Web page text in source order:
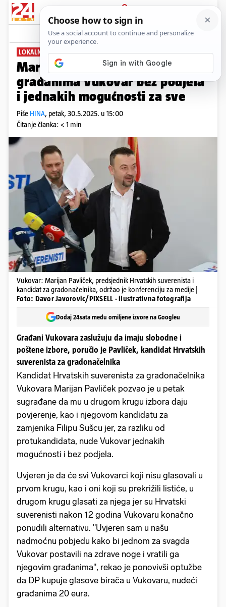
PRIJAVA
News Komentari
LOKALNI IZBORI
Marijan Pavliček tvrdi: Nudimo
građanima Vukovar bez podjela
i jednakih mogućnosti za sve
Piše HINA, petak, 30.5.2025. u 15:00
Čitanje članka: < 1 min
Vukovar: Marijan Pavliček, predsjednik Hrvatskih suverenista i
kandidat za gradonačelnika, održao je konferenciju za medije |
Foto: Davor Javorovic/PIXSELL - ilustrativna fotografija
Dodaj 24sata među omiljene izvore na Googleu
Građani Vukovara zaslužuju da imaju slobodne i
poštene izbore, poručio je Pavliček, kandidat Hrvatskih
suverenista za gradonačelnika
Kandidat Hrvatskih suverenista za gradonačelnika
Vukovara Marijan Pavliček pozvao je u petak
sugrađane da mu u drugom krugu izbora daju
povjerenje, kao i njegovom kandidatu za
zamjenika Filipu Sušcu jer, za razliku od
protukandidata, nude Vukovar jednakih
mogućnosti i bez podjela.
Uvjeren je da će svi Vukovarci koji nisu glasovali u
prvom krugu, kao i oni koji su prekrižili listiće, u
drugom krugu glasati za njega jer su Hrvatski
suverenisti nakon 12 godina Vukovaru konačno
ponudili alternativu. "Uvjeren sam u našu
nadmoćnu pobjedu kako bi jednom za svagda
Vukovar postavili na zdrave noge i vratili ga
njegovim građanima", rekao je ponovivši optužbe
da DP kupuje glasove birača u Vukovaru, nudeći
građanima 20 eura.